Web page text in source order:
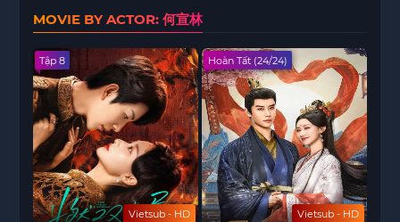
MOVIE BY ACTOR: 何宣林
Vietsub - HD
Tập 8
Vietsub - HD
Hoàn Tất (24/24)